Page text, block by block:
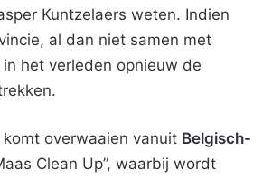
Kuntzelaers weten. Indien
al dan niet samen met
het verleden opnieuw de
overwaaien vanuit Belgisch-
Clean Up”, waarbij wordt